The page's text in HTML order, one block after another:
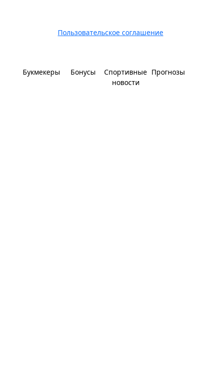
Пользовательское соглашение
Букмекеры Бонусы
Спортивные
новости
Прогнозы